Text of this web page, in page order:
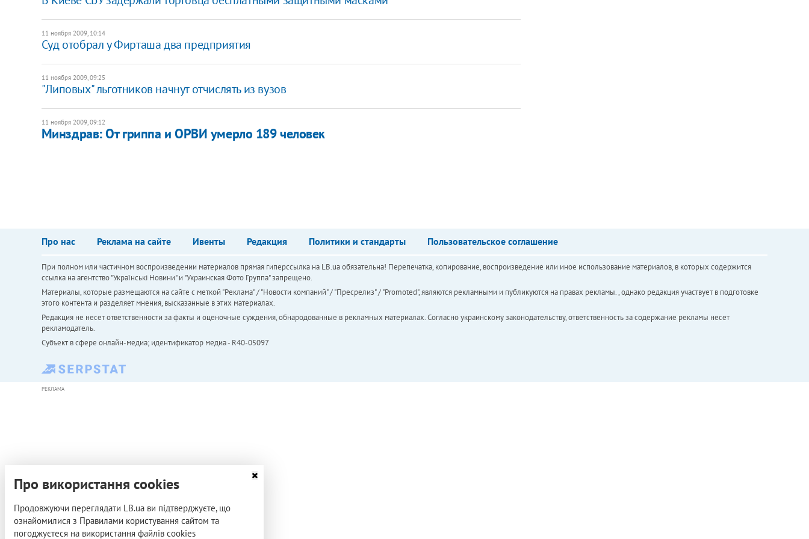
11 ноября 2009, 10:14
Суд отобрал у Фирташа два предприятия
11 ноября 2009, 09:25
"Липовых" льготников начнут отчислять из вузов
11 ноября 2009, 09:12
Минздрав: От гриппа и ОРВИ умерло 189 человек
Про нас Реклама на сайте Ивенты Редакция Политики и стандарты Пользовательское соглашение
При полном или частичном воспроизведении материалов прямая гиперссылка на LB.ua обязательна! Перепечатка, копирование, воспроизведение или иное использование материалов, в которых содержится
ссылка на агентство "Українськi Новини" и "Украинская Фото Группа" запрещено.
Материалы, которые размещаются на сайте с меткой "Реклама" / "Новости компаний" / "Пресрелиз" / "Promoted", являются рекламными и публикуются на правах рекламы. , однако редакция участвует в подготовке
этого контента и разделяет мнения, высказанные в этих материалах.
Редакция не несет ответственности за факты и оценочные суждения, обнародованные в рекламных материалах. Согласно украинскому законодательству, ответственность за содержание рекламы несет
рекламодатель.
Субъект в сфере онлайн-медиа; идентификатор медиа - R40-05097
РЕКЛАМА
Про використання cookies
Продовжуючи переглядати LB.ua ви підтверджуєте, що
ознайомилися з Правилами користування сайтом та
погоджуєтеся на використання файлів cookies